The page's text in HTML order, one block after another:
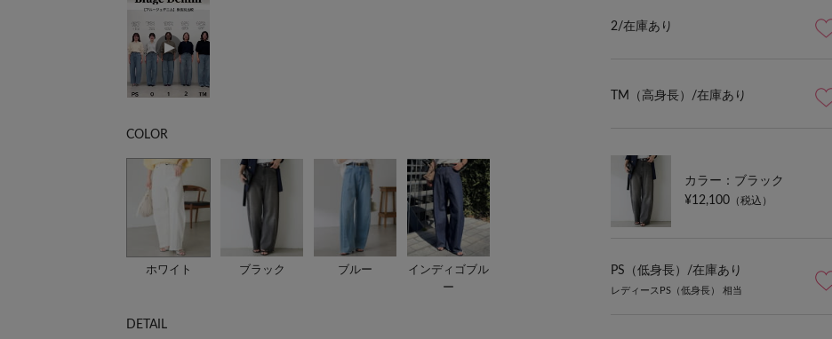
COLOR
ホワイト ブラック ブルー
インディゴブル
ー
DETAIL
2/在庫あり
TM（高身長）/在庫あり
カラー：ブラック
¥12,100 （税込）
PS（低身長）/在庫あり
レディースPS（低身長） 相当